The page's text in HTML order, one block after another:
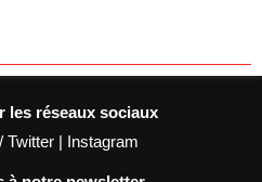
les réseaux sociaux
Twitter | Instagram